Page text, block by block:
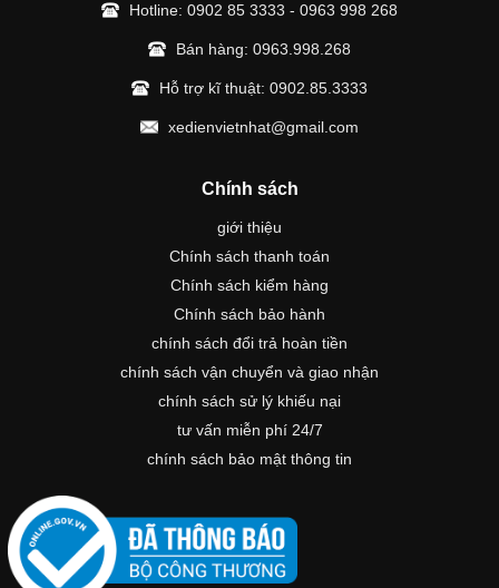
Hotline: 0902 85 3333 - 0963 998 268
Bán hàng: 0963.998.268
Hỗ trợ kĩ thuật: 0902.85.3333
xedienvietnhat@gmail.com
Chính sách
giới thiệu
Chính sách thanh toán
Chính sách kiểm hàng
Chính sách bảo hành
chính sách đổi trả hoàn tiền
chính sách vận chuyển và giao nhận
chính sách sử lý khiếu nại
tư vấn miễn phí 24/7
chính sách bảo mật thông tin